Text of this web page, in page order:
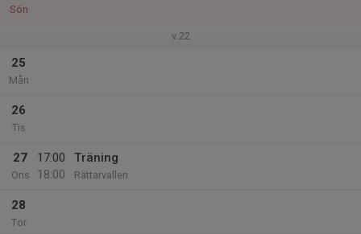
Sön
v.22
25
Mån
26
Tis
27
Ons
17:00
18:00
Träning
Rättarvallen
28
Tor